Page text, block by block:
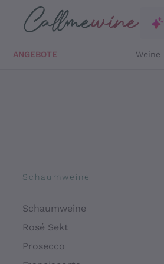
Zum Hauptinhalt springen
ANGEBOTE Weine
Schaumweine
Schaumweine
Rosé Sekt
Prosecco